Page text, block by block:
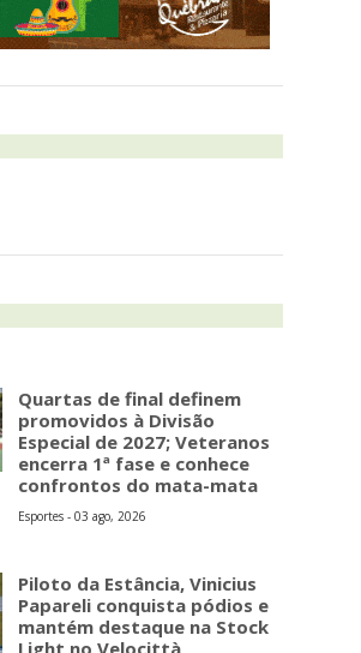
Quartas de final definem
promovidos à Divisão
Especial de 2027; Veteranos
encerra 1ª fase e conhece
confrontos do mata-mata
Esportes - 03 ago, 2026
Piloto da Estância, Vinicius
Papareli conquista pódios e
mantém destaque na Stock